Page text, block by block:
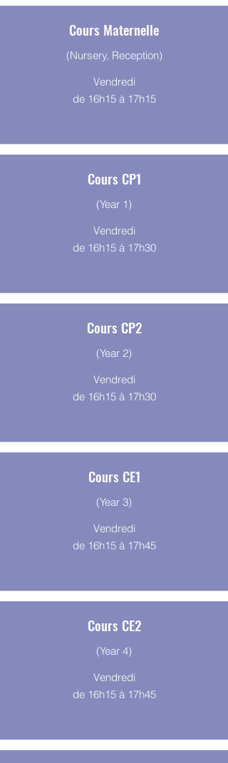
Cours Maternelle
(Nursery, Reception)
Vendredi
de 16h15 à 17h15
Cours CP1
(Year 1)
Vendredi
de 16h15 à 17h30
Cours CP2
(Year 2)
Vendredi
de 16h15 à 17h30
Cours CE1
(Year 3)
Vendredi
de 16h15 à 17h45
Cours CE2
(Year 4)
Vendredi
de 16h15 à 17h45